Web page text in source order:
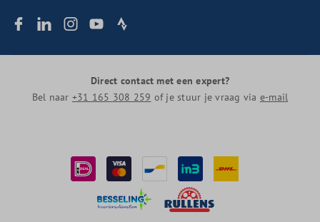
Direct contact met een expert?
Bel naar +31 165 308 259 of je stuur je vraag via e-mail